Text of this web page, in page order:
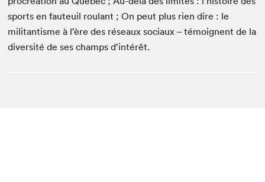
sports en fauteuil roulant ; On peut plus rien dire : le
militantisme à l’ère des réseaux sociaux – témoignent de la
diversité de ses champs d’intérêt.